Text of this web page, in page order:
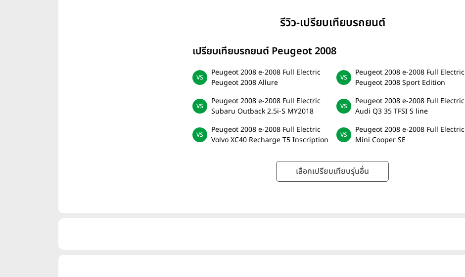
รีวิว-เปรียบเทียบรถยนต์
เปรียบเทียบรถยนต์ Peugeot 2008
Peugeot 2008 e-2008 Full Electric
Peugeot 2008 Allure
Peugeot 2008 e-2008 Full Electric
Peugeot 2008 Sport Edition
Peugeot 2008 e-2008 Full Electric
Subaru Outback 2.5i-S MY2018
Peugeot 2008 e-2008 Full Electric
Audi Q3 35 TFSI S line
Peugeot 2008 e-2008 Full Electric
Volvo XC40 Recharge T5 Inscription
Peugeot 2008 e-2008 Full Electric
Mini Cooper SE
เลือกเปรียบเทียบรุ่นอื่น